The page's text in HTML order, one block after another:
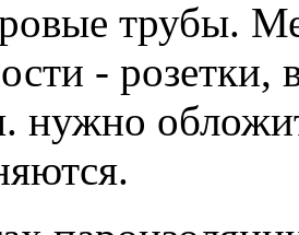
трубы.
- розетки,
нужно